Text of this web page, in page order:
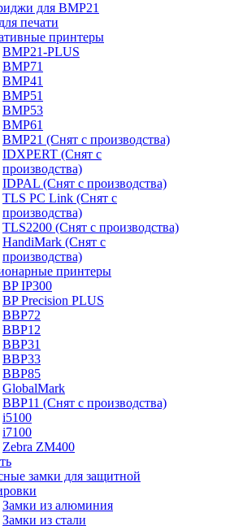
для BMP21
печати
принтеры
BMP21-PLUS
BMP71
BMP41
BMP51
BMP53
BMP61
BMP21 (Снят с производства)
IDXPERT (Снят с
производства)
IDPAL (Снят с производства)
TLS PC Link (Снят с
производства)
TLS2200 (Снят с производства)
HandiMark (Снят с
производства)
принтеры
BP IP300
BP Precision PLUS
BBP72
BBP12
BBP31
BBP33
BBP85
GlobalMark
BBP11 (Снят с производства)
i5100
i7100
Zebra ZM400
замки для защитной
Замки из алюминия
Замки из стали